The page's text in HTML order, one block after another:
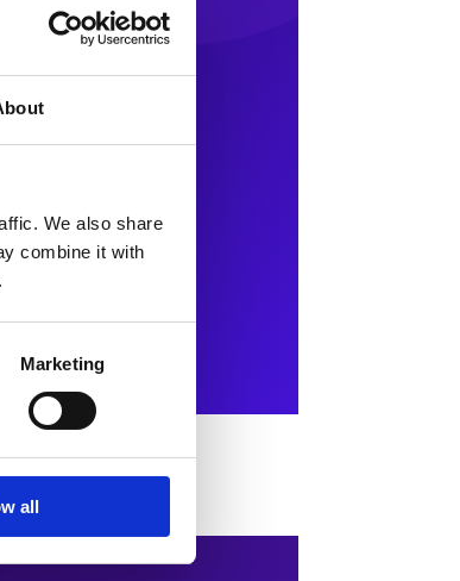
We also share
combine it with
Marketing
all